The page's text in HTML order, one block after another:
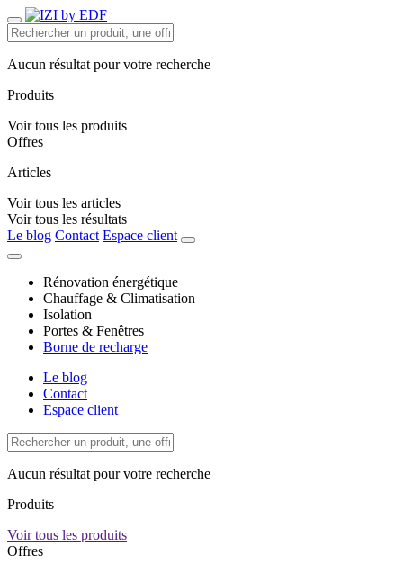
Aucun résultat pour votre recherche
Produits
Voir tous les produits
Offres
Articles
Voir tous les articles
Voir tous les résultats
Le blog Contact Espace client
Rénovation énergétique
Chauffage & Climatisation
Isolation
Portes & Fenêtres
Borne de recharge
Le blog
Contact
Espace client
Aucun résultat pour votre recherche
Produits
Voir tous les produits
Offres